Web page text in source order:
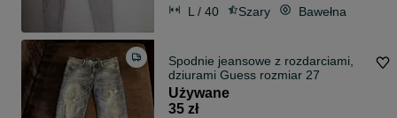
L / 40 Szary Bawełna
Spodnie jeansowe z rozdarciami,
dziurami Guess rozmiar 27
Używane
35 zł